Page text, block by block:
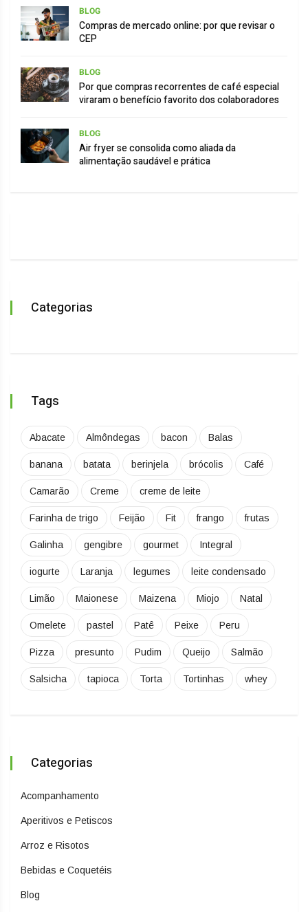
BLOG
Compras de mercado online: por que revisar o
CEP
BLOG
Por que compras recorrentes de café especial
viraram o benefício favorito dos colaboradores
BLOG
Air fryer se consolida como aliada da
alimentação saudável e prática
Categorias
Tags
Abacate Almôndegas bacon Balas
banana batata berinjela brócolis Café
Camarão Creme creme de leite
Farinha de trigo Feijão Fit frango frutas
Galinha gengibre gourmet Integral
iogurte Laranja legumes leite condensado
Limão Maionese Maizena Miojo Natal
Omelete pastel Patê Peixe Peru
Pizza presunto Pudim Queijo Salmão
Salsicha tapioca Torta Tortinhas whey
Categorias
Acompanhamento
Aperitivos e Petiscos
Arroz e Risotos
Bebidas e Coquetéis
Blog